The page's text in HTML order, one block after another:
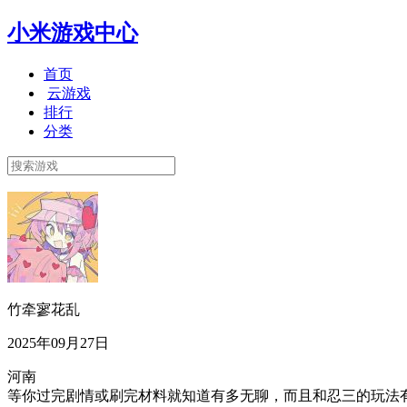
小米游戏中心
首页
云游戏
排行
分类
竹牵寥花乱
2025年09月27日
河南
等你过完剧情或刷完材料就知道有多无聊，而且和忍三的玩法